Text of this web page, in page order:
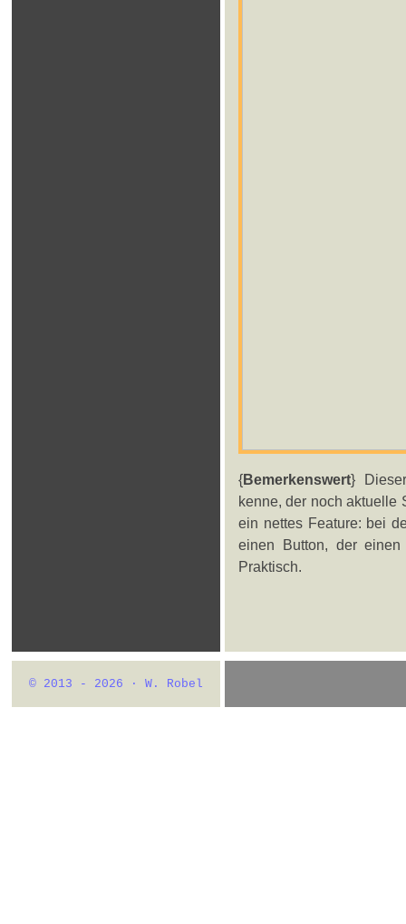
{Bemerkenswert}
kenne, der noch aktuelle
ein nettes Feature: bei
einen Button, der
Praktisch.
© 2013 - 2026 · W. Robel